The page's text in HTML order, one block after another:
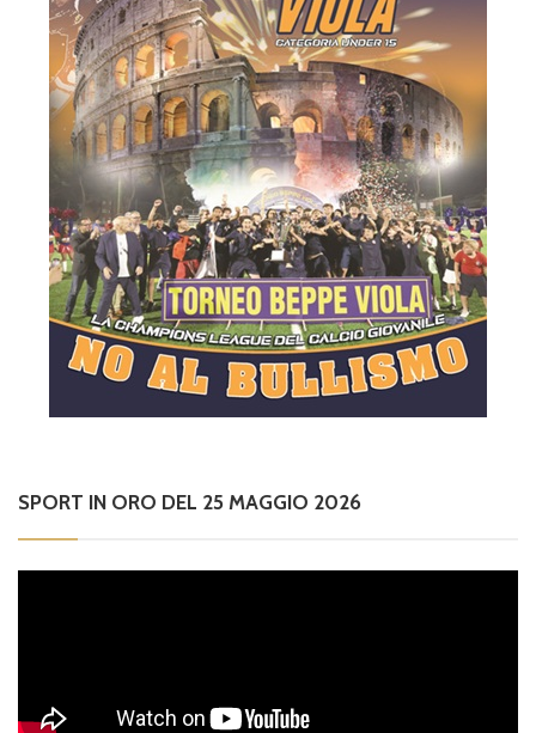
SPORT IN ORO DEL 25 MAGGIO 2026